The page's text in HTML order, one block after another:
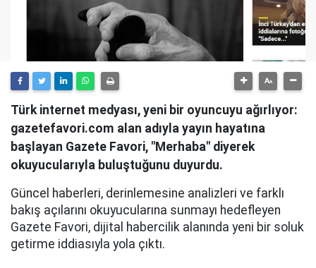
Türk internet medyası, yeni bir oyuncuyu ağırlıyor:
gazetefavori.com alan adıyla yayın hayatına
başlayan Gazete Favori, "Merhaba" diyerek
okuyucularıyla buluştuğunu duyurdu.
Güncel haberleri, derinlemesine analizleri ve farklı
bakış açılarını okuyucularına sunmayı hedefleyen
Gazete Favori, dijital habercilik alanında yeni bir soluk
getirme iddiasıyla yola çıktı.